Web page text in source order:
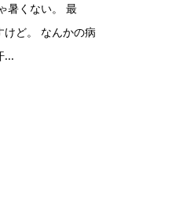
暑くない。 最
ど。 なんかの病
...